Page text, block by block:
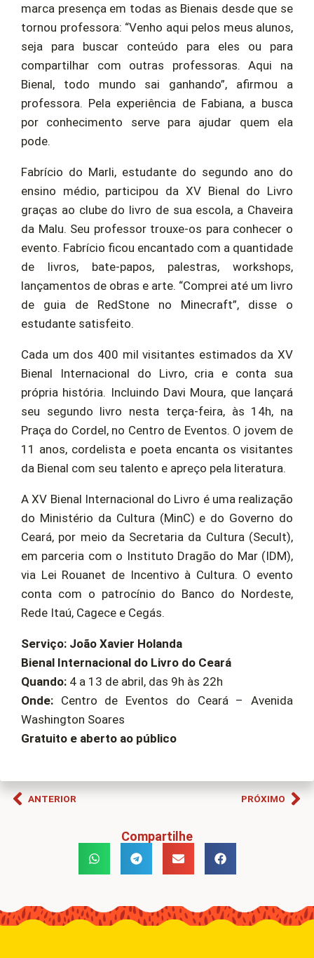
marca presença em todas as Bienais desde que se
tornou professora: “Venho aqui pelos meus alunos,
seja para buscar conteúdo para eles ou para
compartilhar com outras professoras. Aqui na
Bienal, todo mundo sai ganhando”, afirmou a
professora. Pela experiência de Fabiana, a busca
por conhecimento serve para ajudar quem ela
pode.
Fabrício do Marli, estudante do segundo ano do
ensino médio, participou da XV Bienal do Livro
graças ao clube do livro de sua escola, a Chaveira
da Malu. Seu professor trouxe-os para conhecer o
evento. Fabrício ficou encantado com a quantidade
de livros, bate-papos, palestras, workshops,
lançamentos de obras e arte. “Comprei até um livro
de guia de RedStone no Minecraft”, disse o
estudante satisfeito.
Cada um dos 400 mil visitantes estimados da XV
Bienal Internacional do Livro, cria e conta sua
própria história. Incluindo Davi Moura, que lançará
seu segundo livro nesta terça-feira, às 14h, na
Praça do Cordel, no Centro de Eventos. O jovem de
11 anos, cordelista e poeta encanta os visitantes
da Bienal com seu talento e apreço pela literatura.
A XV Bienal Internacional do Livro é uma realização
do Ministério da Cultura (MinC) e do Governo do
Ceará, por meio da Secretaria da Cultura (Secult),
em parceria com o Instituto Dragão do Mar (IDM),
via Lei Rouanet de Incentivo à Cultura. O evento
conta com o patrocínio do Banco do Nordeste,
Rede Itaú, Cagece e Cegás.
Serviço: João Xavier Holanda
Bienal Internacional do Livro do Ceará
Quando: 4 a 13 de abril, das 9h às 22h
Onde: Centro de Eventos do Ceará – Avenida
Washington Soares
Gratuito e aberto ao público
ANTERIOR PRÓXIMO
Compartilhe